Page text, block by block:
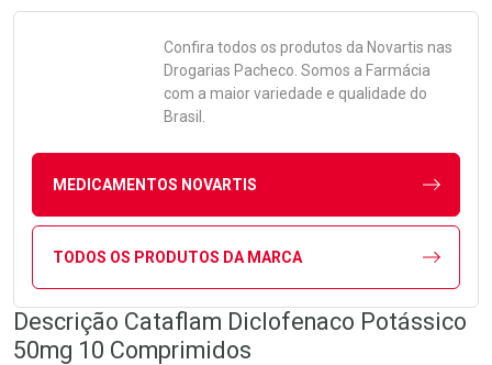
Confira todos os produtos da Novartis nas
Drogarias Pacheco. Somos a Farmácia
com a maior variedade e qualidade do
Brasil.
MEDICAMENTOS NOVARTIS
TODOS OS PRODUTOS DA MARCA
Descrição Cataflam Diclofenaco Potássico
50mg 10 Comprimidos